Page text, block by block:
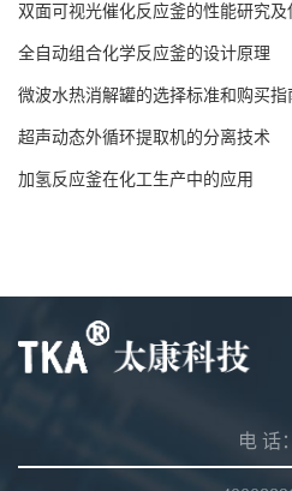
双面可视光催化反应釜的性能研究
全自动组合化学反应釜的设计原理
微波水热消解罐的选择标准和购买指
超声动态外循环提取机的分离技术
加氢反应釜在化工生产中的应用
电 话：